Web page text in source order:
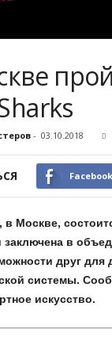
- 03.10.2018
Facebook
в Москве,
в
друг для
системы.
искусство.